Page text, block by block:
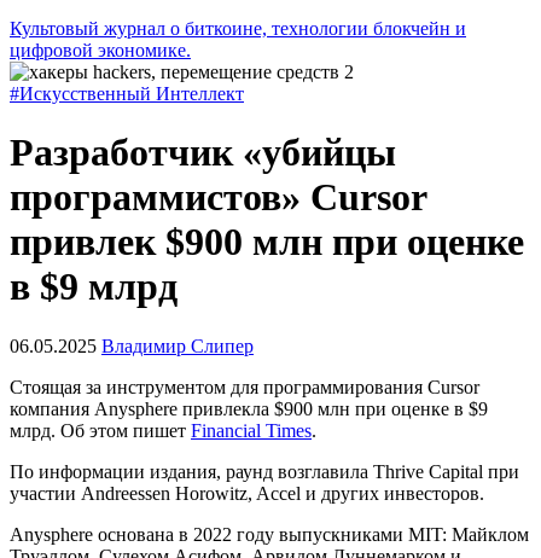
Культовый журнал о биткоине, технологии блокчейн и
цифровой экономике.
#Искусственный Интеллект
Разработчик «убийцы
программистов» Cursor
привлек $900 млн при оценке
в $9 млрд
06.05.2025 Владимир Слипер
Стоящая за инструментом для программирования Cursor
компания Anysphere привлекла $900 млн при оценке в $9
млрд. Об этом пишет Financial Times.
По информации издания, раунд возглавила Thrive Capital при
участии Andreessen Horowitz, Accel и других инвесторов.
Anysphere основана в 2022 году выпускниками MIT: Майклом